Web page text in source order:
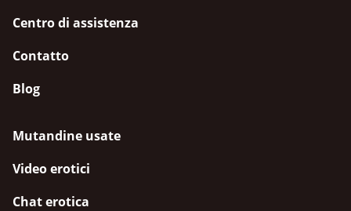
Centro di assistenza
Contatto
Blog
Mutandine usate
Video erotici
Chat erotica